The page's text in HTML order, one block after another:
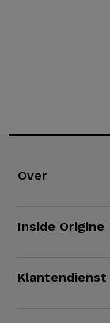
Over
Inside Origine
Klantendienst